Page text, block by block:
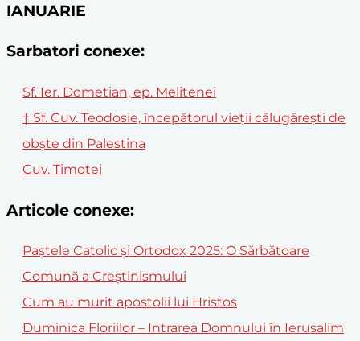
IANUARIE
Sarbatori conexe:
Sf. Ier. Dometian, ep. Melitenei
† Sf. Cuv. Teodosie, începătorul vieții călugărești de
obște din Palestina
Cuv. Timotei
Articole conexe:
Paștele Catolic și Ortodox 2025: O Sărbătoare
Comună a Creștinismului
Cum au murit apostolii lui Hristos
Duminica Floriilor – Intrarea Domnului în Ierusalim